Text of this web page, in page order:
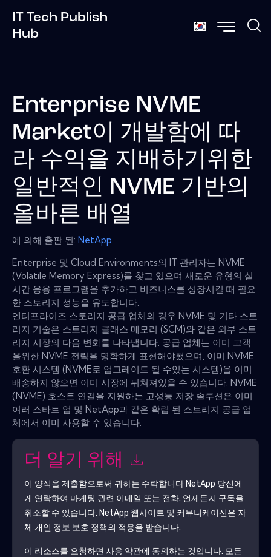
IT Tech Publish
Hub
Enterprise NVME
Market이 개발함에 따
라 수익을 지배하기위한
일반적인 NVME 기반의
올바른 배열
에 의해 출판 된: NetApp
Enterprise 및 Cloud Environments의 IT 관리자는 NVME
(Volatile Memory Express)를 찾고 있으며 새로운 유형의 실
시간 응용 프로그램을 추가하고 비즈니스를 성장시킬 때 필요
한 스토리지 성능을 유도합니다.
엔터프라이즈 스토리지 공급 업체의 경우 NVME 및 기타 스토
리지 기술은 스토리지 클래스 메모리 (SCM)와 같은 외부 스토
리지 시장의 다음 변화를 나타냅니다. 공급 업체는 이미 고객
을위한 NVME 전략을 명확하게 표현해야했으며, 이미 NVME
호환 시스템 (NVME로 업그레이드 될 수있는 시스템)을 이미
배송하지 않으면 이미 시장에 뒤쳐져있을 수 있습니다. NVME
(NVME) 호스트 연결을 지원하는 고성능 저장 솔루션은 이미
여러 스타트 업 및 NetApp과 같은 확립 된 스토리지 공급 업
체에서 이미 사용할 수 있습니다.
더 알기 위해
이 양식을 제출함으로써 귀하는 수락합니다 NetApp 당신에
게 연락하여 마케팅 관련 이메일 또는 전화. 언제든지 구독을
취소할 수 있습니다. NetApp 웹사이트 및 커뮤니케이션은 자
체 개인 정보 보호 정책의 적용을 받습니다.
이 리소스를 요청하면 사용 약관에 동의하는 것입니다. 모든